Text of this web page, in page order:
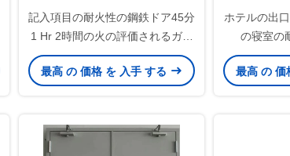
記入項目の耐火性の鋼鉄ドア45分
1 Hr 2時間の火の評価されるガラ
ス ドア
最高 の 価格 を 入手 する
ホテルの出
の寝室の
最高 の 価